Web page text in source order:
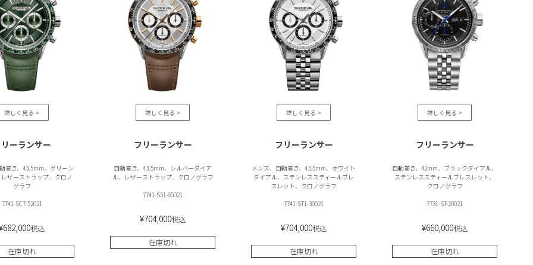
ーランサー
巻き、43.5mm、グリーン
ザーストラップ、クロノ
グラフ
7741-SC7-52021
682,000税込
在庫切れ
フリーランサー
自動巻き、43.5mm、シルバーダイア
ル、レザーストラップ、クロノグラフ
7741-S51-65021
¥704,000税込
在庫切れ
フリーランサー
メンズ、自動巻き、43.5mm、ホワイト
ダイアル、ステンレススティールブレ
スレット、クロノグラフ
7741-ST1-30021
¥704,000税込
在庫切れ
フリーランサー
自動巻き、42mm、ブラックダイアル、
ステンレススティールブレスレット、
クロノグラフ
7731-ST-20021
¥660,000税込
在庫切れ